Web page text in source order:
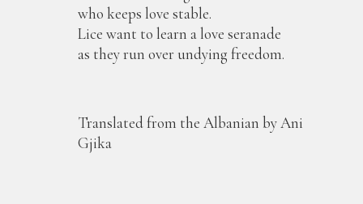
who keeps love stable.
Lice want to learn a love seranade
as they run over undying freedom.
Translated from the Albanian by Ani
Gjika